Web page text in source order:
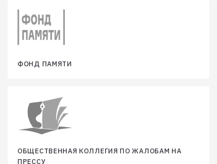
ФОНД ПАМЯТИ
ОБЩЕСТВЕННАЯ КОЛЛЕГИЯ ПО ЖАЛОБАМ НА
ПРЕССУ